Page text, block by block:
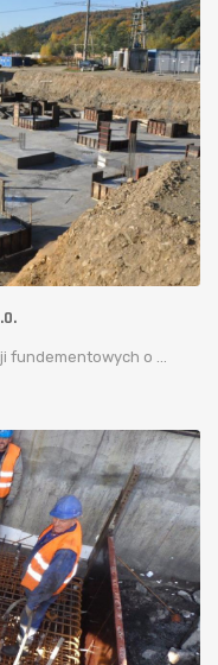
o ...